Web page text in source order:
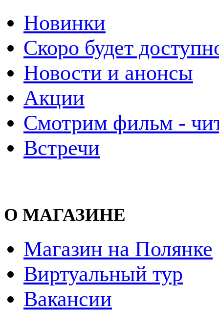
Новинки
Скоро будет
Новости и анонсы
Акции
Смотрим фильм -
Встречи
О МАГАЗИНЕ
Магазин на Полянке
Виртуальный тур
Вакансии